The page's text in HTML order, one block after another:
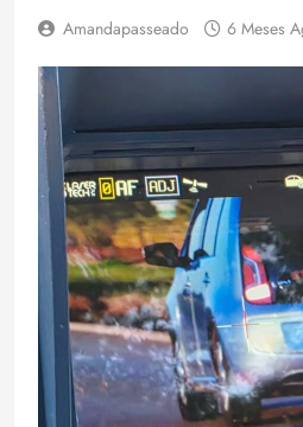
Amandapasseado 6 Meses